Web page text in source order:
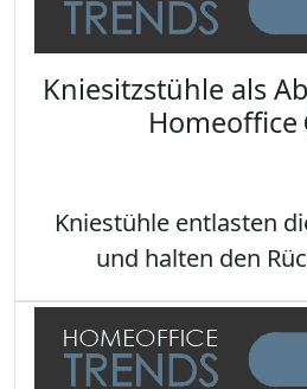
Kniesitzstühle als
Homeoffice
Kniestühle entlasten
und halten den